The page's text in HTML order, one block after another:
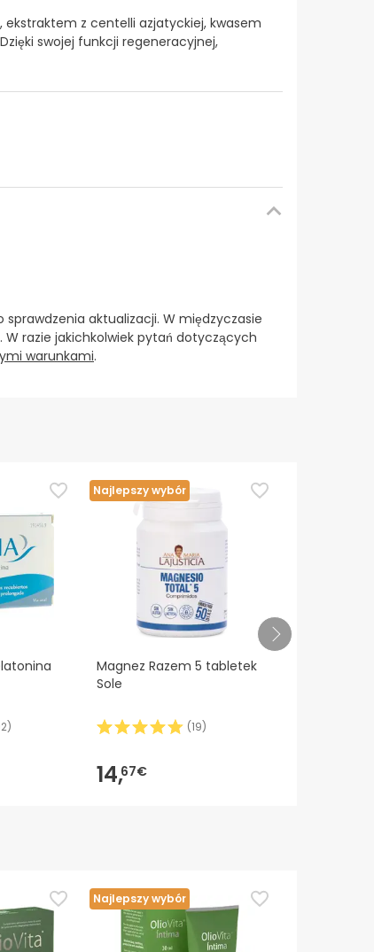
z centelli azjatyckiej, kwasem
swojej funkcji regeneracyjnej,
aktualizacji. W międzyczasie
razie jakichkolwiek pytań dotyczących
warunkami.
)
Najlepszy wybór
Magnez Razem 5 tabletek
Sole
(19)
14,67€
Najlepszy wybór